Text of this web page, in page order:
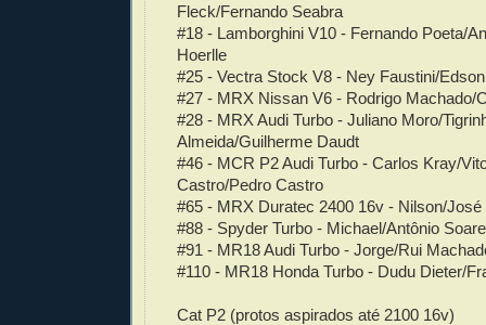
Fleck/Fernando Seabra
#18 - Lamborghini V10 - Fernando Poeta/
Hoerlle
#25 - Vectra Stock V8 - Ney Faustini/
#27 - MRX Nissan V6 - Rodrigo Machado/
#28 - MRX Audi Turbo - Juliano Moro/
Almeida/Guilherme Daudt
#46 - MCR P2 Audi Turbo - Carlos Kray/
Castro/Pedro Castro
#65 - MRX Duratec 2400 16v - Nilson/José
#88 - Spyder Turbo - Michael/Antônio
#91 - MR18 Audi Turbo - Jorge/Rui
#110 - MR18 Honda Turbo - Dudu Dieter/
Cat P2 (protos aspirados até 2100 16v)